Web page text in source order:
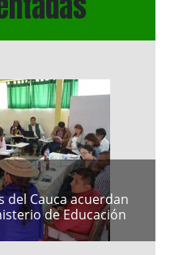
del Cauca acuerdan
de Educación